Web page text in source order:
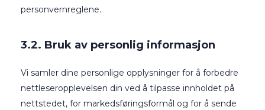
personvernreglene.
3.2. Bruk av personlig informasjon
Vi samler dine personlige opplysninger for å forbedre
nettleseropplevelsen din ved å tilpasse innholdet på
nettstedet, for markedsføringsformål og for å sende